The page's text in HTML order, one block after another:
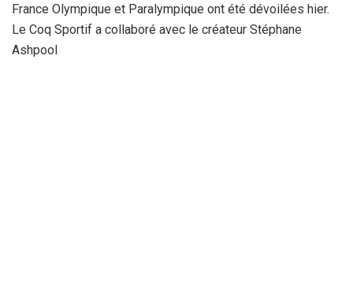
France Olympique et Paralympique ont été dévoilées hier.
Le Coq Sportif a collaboré avec le créateur Stéphane
Ashpool